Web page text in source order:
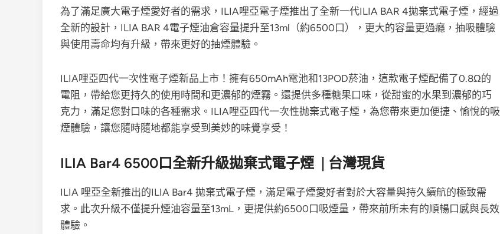
為了滿足廣大電子煙愛好者的需求，ILIA哩亞電子煙推出了全新一代ILIA BAR 4拋棄式電子煙，經過
全新的設計，ILIA BAR 4電子煙油倉容量提升至13ml（約6500口），更大的容量更過癮，抽吸體驗
與使用壽命均有升級，帶來更好的抽煙體驗。
ILIA哩亞四代一次性電子煙新品上市！擁有650mAh電池和13POD菸油，這款電子煙配備了0.8Ω的
電阻，帶給您更持久的使用時間和更濃郁的煙霧。還提供多種糖果口味，從甜蜜的水果到濃郁的巧
克力，滿足您對口味的各種需求。ILIA哩亞四代一次性抛棄式電子煙，為您帶來更加便捷、愉悅的吸
煙體驗，讓您隨時隨地都能享受到美妙的味覺享受！
ILIA Bar4 6500口全新升級拋棄式電子煙 | 台灣現貨
ILIA 哩亞全新推出的ILIA Bar4 拋棄式電子煙，滿足電子煙愛好者對於大容量與持久續航的極致需
求。此次升級不僅提升煙油容量至13mL，更提供約6500口吸煙量，帶來前所未有的順暢口感與長效
體驗。